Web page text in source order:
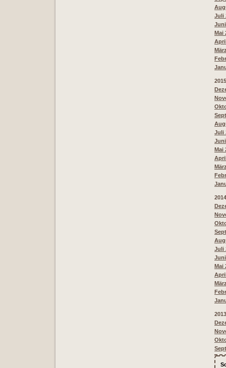
Juli
Mai
2015
Juli
Mai
2014
Juli
Mai
2013